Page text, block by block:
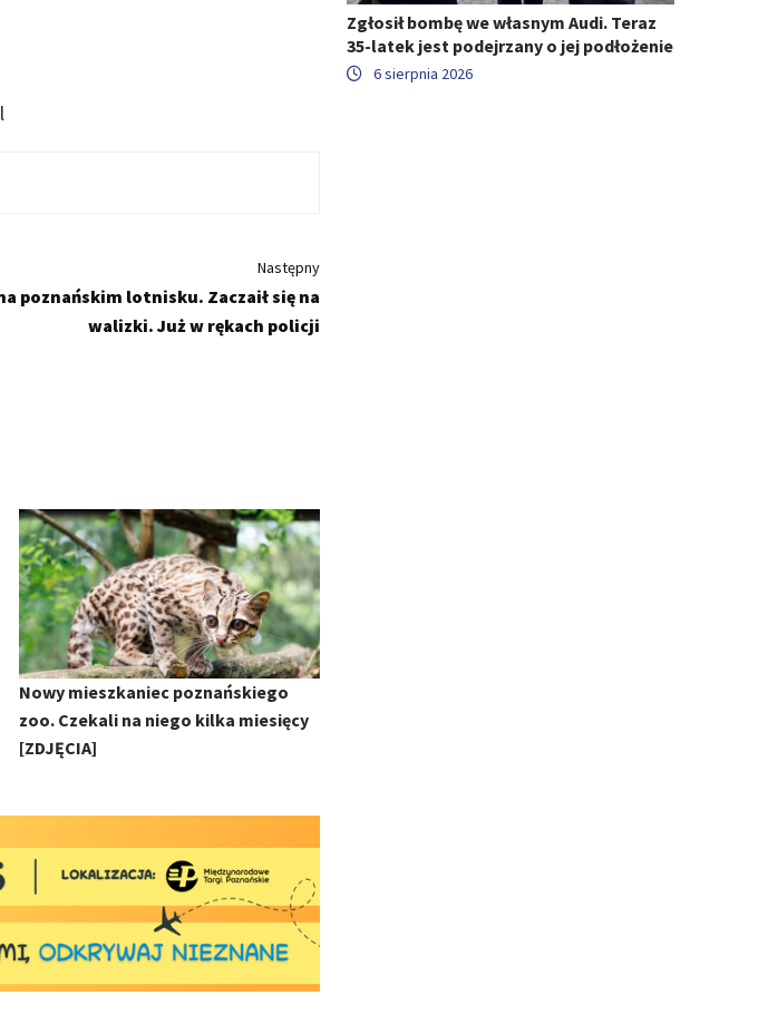
Następny
poznańskim lotnisku. Zaczaił się na
walizki. Już w rękach policji
Nowy mieszkaniec poznańskiego
zoo. Czekali na niego kilka miesięcy
[ZDJĘCIA]
Zgłosił bombę we własnym Audi. Teraz
35-latek jest podejrzany o jej podłożenie
6 sierpnia 2026